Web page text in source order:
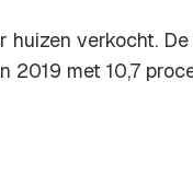
verkocht.
2019 met 10,7